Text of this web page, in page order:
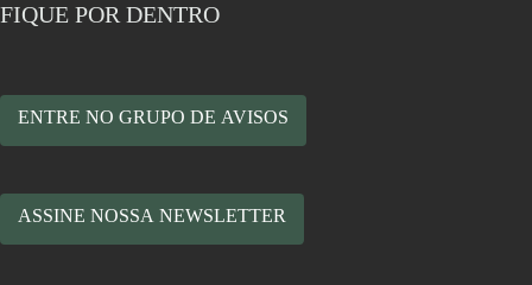
FIQUE POR DENTRO
ENTRE NO GRUPO DE AVISOS
ASSINE NOSSA NEWSLETTER